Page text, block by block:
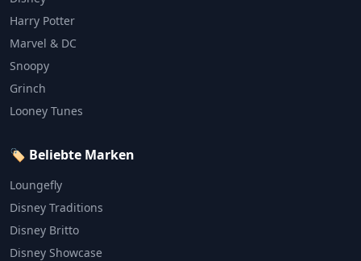
Harry Potter
Marvel & DC
Snoopy
Grinch
Looney Tunes
🏷️ Beliebte Marken
Loungefly
Disney Traditions
Disney Britto
Disney Showcase